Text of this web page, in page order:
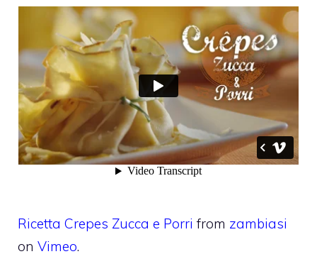
Ricetta Crepes Zucca e Porri from zambiasi
on Vimeo.